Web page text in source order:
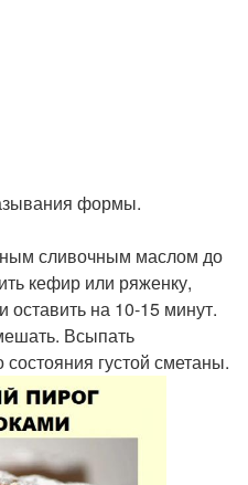
формы.
сливочным маслом до
кефир или ряженку,
оставить на 10-15 минут.
Всыпать
густой сметаны.